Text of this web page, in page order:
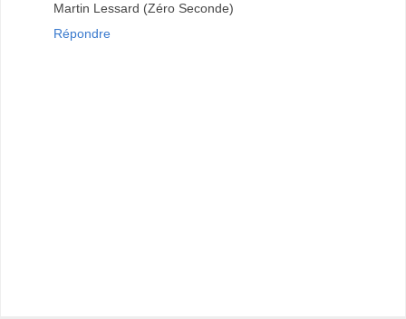
Martin Lessard (Zéro Seconde)
Répondre